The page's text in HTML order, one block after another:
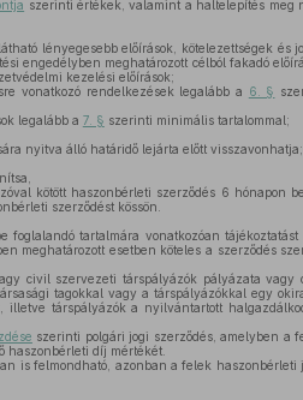
szerinti értékek, valamint a haltelepítés meg
lényegesebb előírások, kötelezettségek és
engedélyben meghatározott célból fakadó
kezelési előírások;
vonatkozó rendelkezések legalább a 6. §
legalább a 7. § szerinti minimális tartalommal;
nyitva álló határidő lejárta előtt visszavonhatja;
kötött haszonbérleti szerződés 6 hónapon
szerződést kössön.
tartalmára vonatkozóan tájékoztatást
meghatározott esetben köteles a szerződés
civil szervezeti társpályázók pályázata vagy
tagokkal vagy a társpályázókkal egy
társpályázók a nyilvántartott
szerinti polgári jogi szerződés, amelyben a
haszonbérleti díj mértékét.
is felmondható, azonban a felek haszonbérleti